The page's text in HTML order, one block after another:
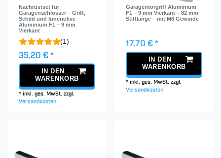
Nachrüstset für
Garagenschlösser – Griff,
Schild und Innenolive –
Aluminium F1 – 9 mm
Vierkant
(1)
35,20 € *
IN DEN
WARENKORB
*inkl. ges. MwSt. zzgl.
Versandkosten
Garagentorgriff Aluminium
F1 – 9 mm Vierkant – 82 mm
Stiftlänge – mit M6 Gewinde
17,70 € *
IN DEN
WARENKORB
*inkl. ges. MwSt. zzgl.
Versandkosten